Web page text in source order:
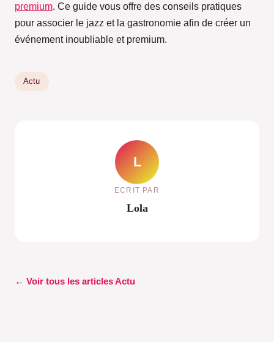
premium. Ce guide vous offre des conseils pratiques
pour associer le jazz et la gastronomie afin de créer un
événement inoubliable et premium.
Actu
L
ECRIT PAR
Lola
← Voir tous les articles Actu